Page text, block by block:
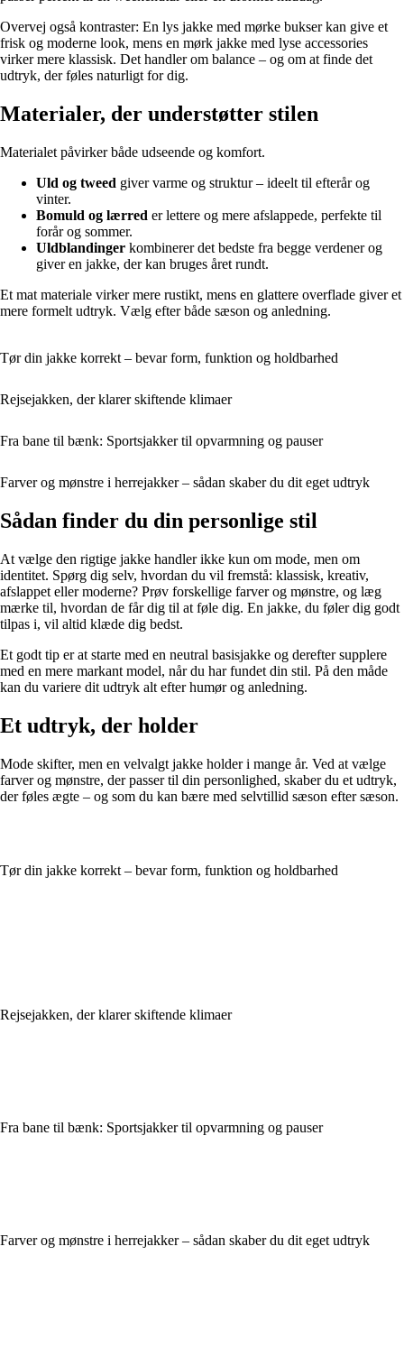
Overvej også kontraster: En lys jakke med mørke bukser kan give et
frisk og moderne look, mens en mørk jakke med lyse accessories
virker mere klassisk. Det handler om balance – og om at finde det
udtryk, der føles naturligt for dig.
Materialer, der understøtter stilen
Materialet påvirker både udseende og komfort.
Uld og tweed giver varme og struktur – ideelt til efterår og
vinter.
Bomuld og lærred er lettere og mere afslappede, perfekte til
forår og sommer.
Uldblandinger kombinerer det bedste fra begge verdener og
giver en jakke, der kan bruges året rundt.
Et mat materiale virker mere rustikt, mens en glattere overflade giver et
mere formelt udtryk. Vælg efter både sæson og anledning.
Tør din jakke korrekt – bevar form, funktion og holdbarhed
Rejsejakken, der klarer skiftende klimaer
Fra bane til bænk: Sportsjakker til opvarmning og pauser
Farver og mønstre i herrejakker – sådan skaber du dit eget udtryk
Sådan finder du din personlige stil
At vælge den rigtige jakke handler ikke kun om mode, men om
identitet. Spørg dig selv, hvordan du vil fremstå: klassisk, kreativ,
afslappet eller moderne? Prøv forskellige farver og mønstre, og læg
mærke til, hvordan de får dig til at føle dig. En jakke, du føler dig godt
tilpas i, vil altid klæde dig bedst.
Et godt tip er at starte med en neutral basisjakke og derefter supplere
med en mere markant model, når du har fundet din stil. På den måde
kan du variere dit udtryk alt efter humør og anledning.
Et udtryk, der holder
Mode skifter, men en velvalgt jakke holder i mange år. Ved at vælge
farver og mønstre, der passer til din personlighed, skaber du et udtryk,
der føles ægte – og som du kan bære med selvtillid sæson efter sæson.
Tør din jakke korrekt – bevar form, funktion og holdbarhed
Rejsejakken, der klarer skiftende klimaer
Fra bane til bænk: Sportsjakker til opvarmning og pauser
Farver og mønstre i herrejakker – sådan skaber du dit eget udtryk